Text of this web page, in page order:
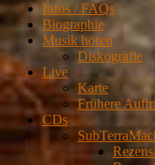
Infos / FAQs
Biographie
Musik hören
Diskografie
Live
Karte
Frühere
CDs